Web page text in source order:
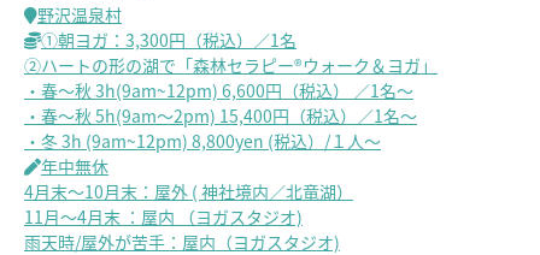
野沢温泉村
①朝ヨガ：3,300円（税込）／1名
②ハートの形の湖で「森林セラピー®ウォーク＆ヨガ」
・春～秋 3h(9am~12pm) 6,600円（税込） ／1名～
・春～秋 5h(9am～2pm) 15,400円（税込）／1名～
・冬 3h (9am~12pm) 8,800yen (税込）/１人～
年中無休
4月末～10月末：屋外 ( 神社境内／北竜湖）
11月～4月末 ：屋内 （ヨガスタジオ)
雨天時/屋外が苦手：屋内（ヨガスタジオ)